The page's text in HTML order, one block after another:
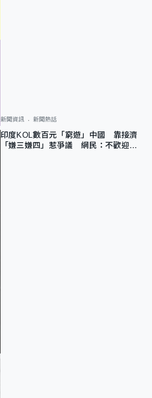
新聞資訊 新聞熱話
印度KOL數百元「窮遊」中國 靠接濟
「嫌三嫌四」惹爭議 網民：不歡迎劣